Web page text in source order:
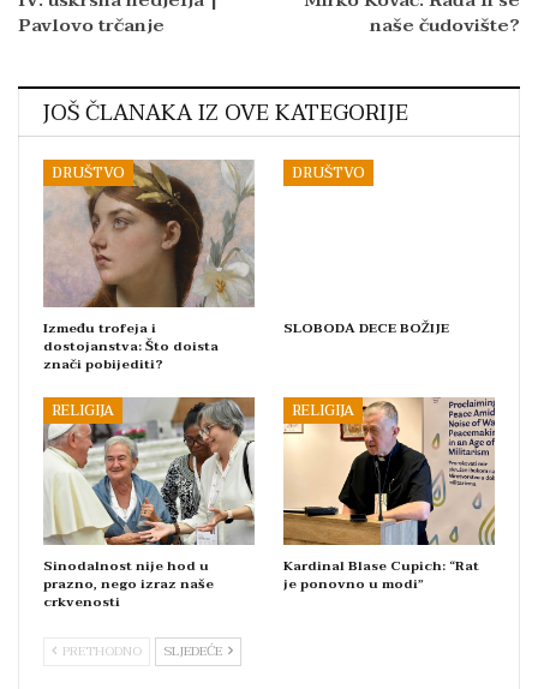
Pavlovo trčanje
naše čudovište?
JOŠ ČLANAKA IZ OVE KATEGORIJE
DRUŠTVO
Između trofeja i
dostojanstva: Što doista
znači pobijediti?
DRUŠTVO
SLOBODA DECE BOŽIJE
RELIGIJA
Sinodalnost nije hod u
prazno, nego izraz naše
crkvenosti
RELIGIJA
Kardinal Blase Cupich: “Rat
je ponovno u modi”
PRETHODNO SLJEDEĆE